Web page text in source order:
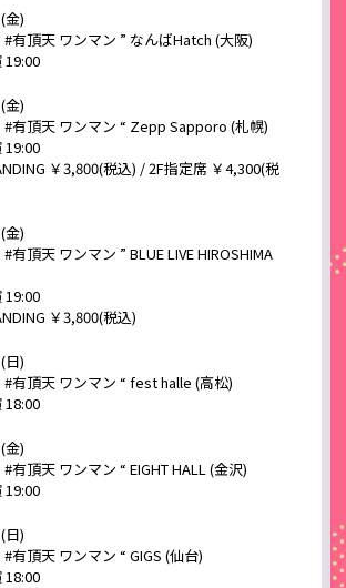
金)
#有頂天 ワンマン ” なんばHatch (大阪)
19:00
金)
#有頂天 ワンマン “ Zepp Sapporo (札幌)
19:00
￥3,800(税込) / 2F指定席 ￥4,300(税
金)
有頂天 ワンマン ” BLUE LIVE HIROSHIMA
19:00
￥3,800(税込)
日)
#有頂天 ワンマン “ fest halle (高松)
18:00
金)
有頂天 ワンマン “ EIGHT HALL (金沢)
19:00
日)
有頂天 ワンマン “ GIGS (仙台)
18:00